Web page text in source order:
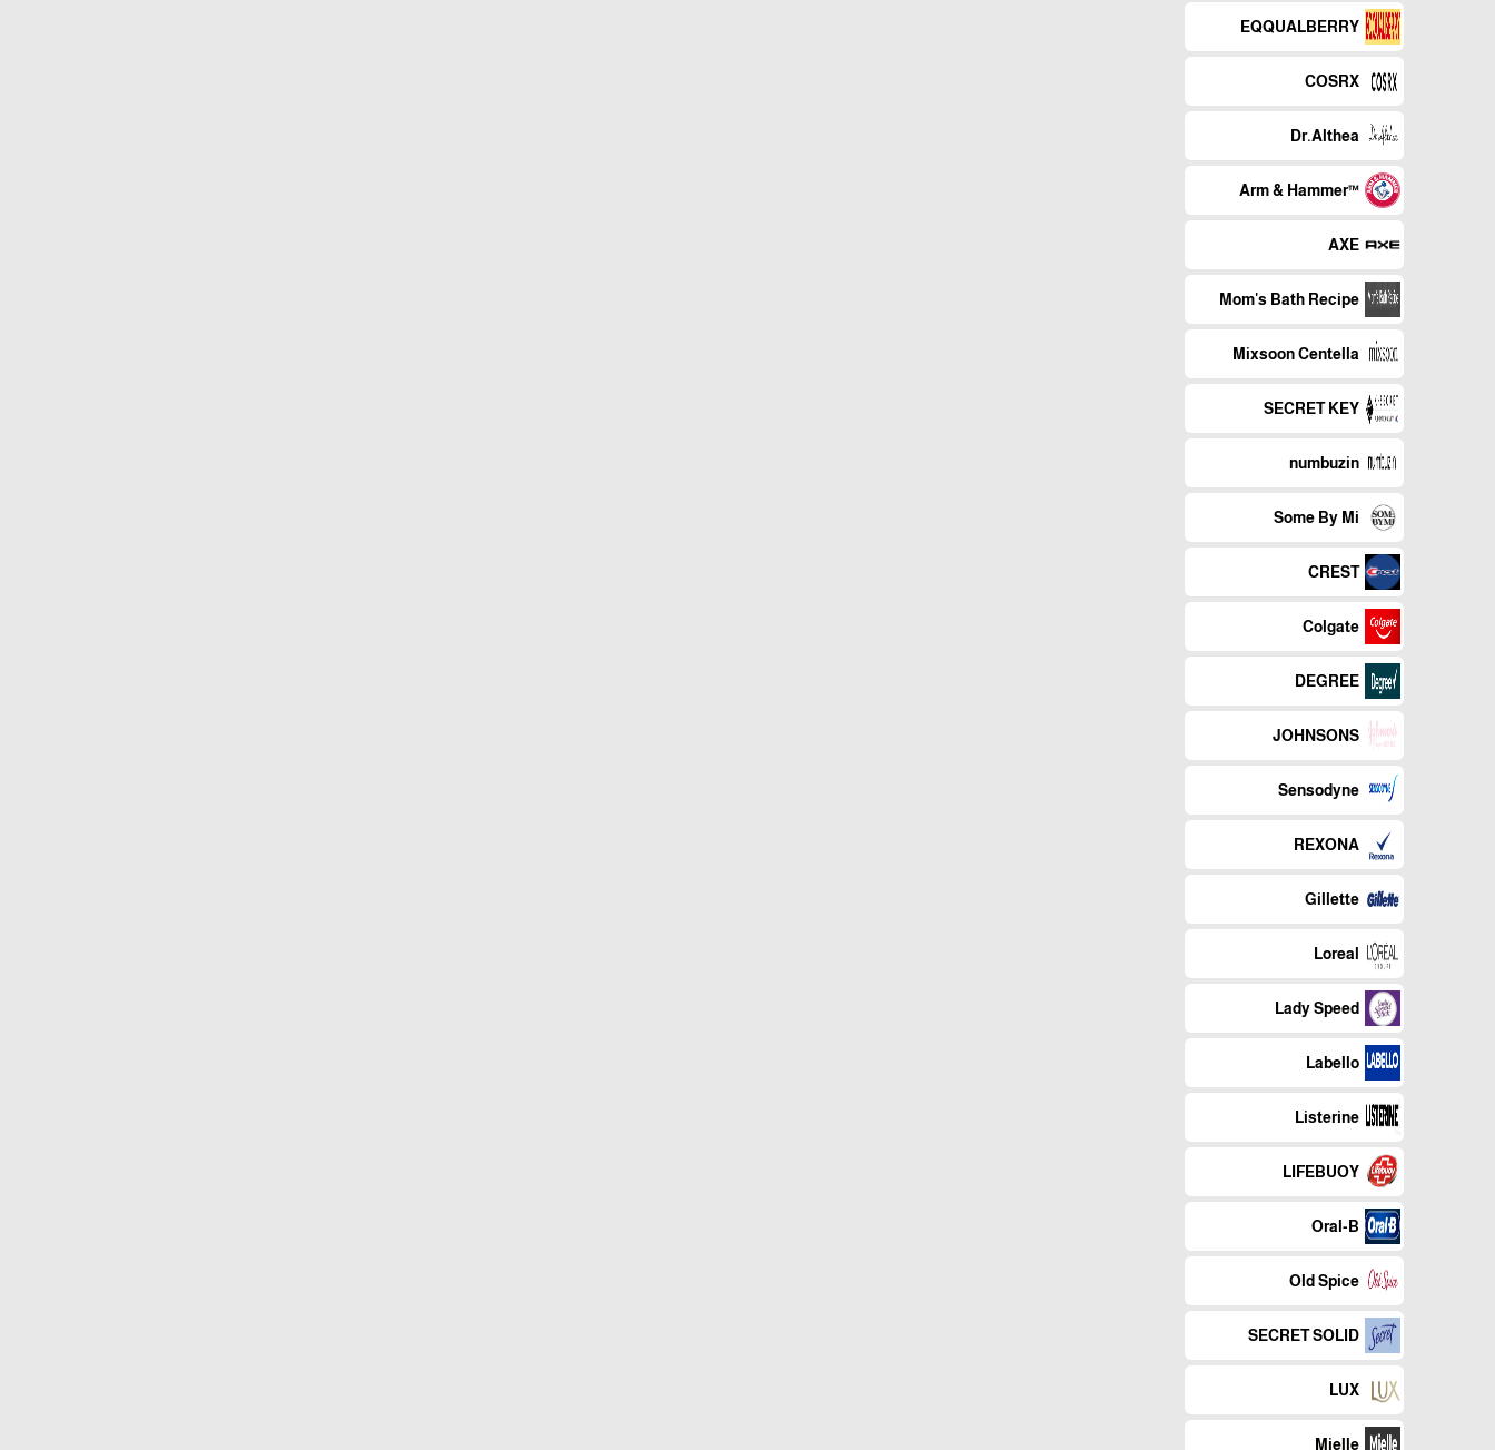
EQQUALBERRY
COSRX
Dr.Althea
™Arm & Hammer
AXE
Mom's Bath Recipe
Mixsoon Centella
SECRET KEY
numbuzin
Some By Mi
CREST
Colgate
DEGREE
JOHNSONS
Sensodyne
REXONA
Gillette
Loreal
Lady Speed
Labello
Listerine
LIFEBUOY
Oral-B
Old Spice
SECRET SOLID
LUX
Mielle